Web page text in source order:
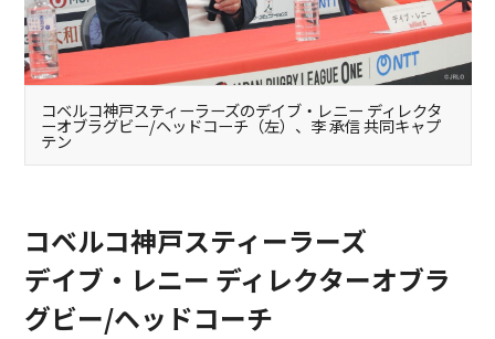
コベルコ神戸スティーラーズのデイブ・レニー ディレクタ
ーオブラグビー/ヘッドコーチ（左）、李 承信 共同キャプ
テン
コベルコ神戸スティーラーズ
デイブ・レニー ディレクターオブラ
グビー/ヘッドコーチ